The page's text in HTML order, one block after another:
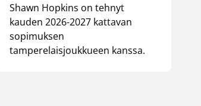
Shawn Hopkins on tehnyt
kauden 2026-2027 kattavan
sopimuksen
tamperelaisjoukkueen kanssa.